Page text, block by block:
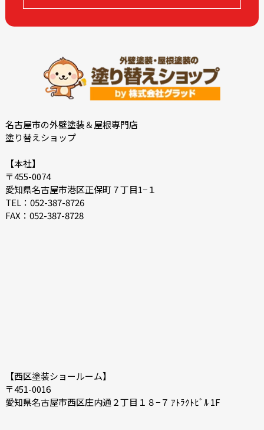
名古屋市の外壁塗装＆屋根専門店
塗り替えショップ
【本社】
〒455-0074
愛知県名古屋市港区正保町７丁目1−１
TEL：052-387-8726
FAX：052-387-8728
【西区塗装ショールーム】
〒451-0016
愛知県名古屋市西区庄内通２丁目１８−７ ｱﾄﾗｸﾄﾋﾞﾙ 1F